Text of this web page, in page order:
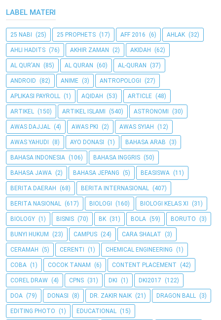
LABEL MATERI
25 NABI (25) 25 PROPHETS (17) AFF 2016 (6) AHLAK (32)
AHLI HADITS (76) AKHIR ZAMAN (2) AKIDAH (62)
AL QUR'AN (85) AL QURAN (60) AL-QURAN (37)
ANDROID (82) ANIME (3) ANTROPOLOGI (27)
APLIKASI PAYROLL (1) AQIDAH (53) ARTICLE (48)
ARTIKEL (150) ARTIKEL ISLAMI (540) ASTRONOMI (30)
AWAS DAJJAL (4) AWAS PKI (2) AWAS SYIAH (12)
AWAS YAHUDI (8) AYO DONASI (1) BAHASA ARAB (3)
BAHASA INDONESIA (106) BAHASA INGGRIS (50)
BAHASA JAWA (2) BAHASA JEPANG (5) BEASISWA (11)
BERITA DAERAH (68) BERITA INTERNASIONAL (407)
BERITA NASIONAL (617) BIOLOGI (160) BIOLOGI KELAS XI (31)
BIOLOGY (1) BISNIS (70) BK (31) BOLA (59) BORUTO (3)
BUNYI HUKUM (23) CAMPUS (24) CARA SHALAT (3)
CERAMAH (5) CERENTI (1) CHEMICAL ENGINEERING (1)
COBA (1) COCOK TANAM (6) CONTENT PLACEMENT (42)
COREL DRAW (4) CPNS (31) DKI (1) DKI2017 (122)
DOA (79) DONASI (8) DR. ZAKIR NAIK (21) DRAGON BALL (3)
EDITING PHOTO (1) EDUCATIONAL (15)